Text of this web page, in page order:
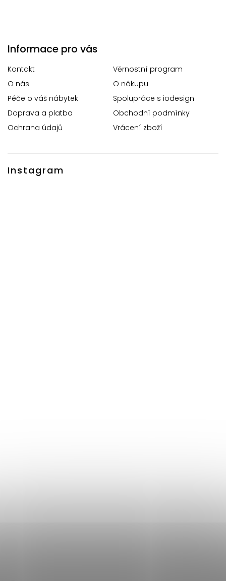
Informace pro vás
Kontakt
Věrnostní program
O nás
O nákupu
Péče o váš nábytek
Spolupráce s iodesign
Doprava a platba
Obchodní podmínky
Ochrana údajů
Vrácení zboží
Instagram